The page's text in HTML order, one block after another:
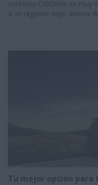
continua CVXDrive es muy
a un régimen bajo ahorra
Tu mejor opción